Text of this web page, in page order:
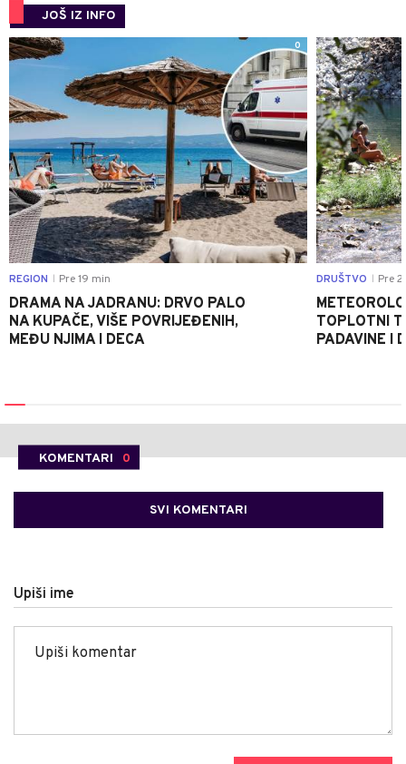
JOŠ IZ INFO
0
REGION Pre 19 min
DRAMA NA JADRANU: DRVO PALO
NA KUPAČE, VIŠE POVRIJEĐENIH,
MEĐU NJIMA I DECA
DRUŠTVO Pre
TOPLOTNI
PADAVINE I
KOMENTARI 0
SVI KOMENTARI
Upiši ime